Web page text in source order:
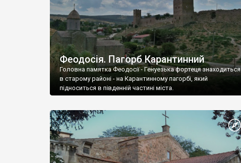
Феодосія. Пагорб Карантинний
Головна памятка Феодосії - Генуезька фортеця знаходиться
в старому районі - на Карантинному пагорбі, який
підноситься в південній частині міста.